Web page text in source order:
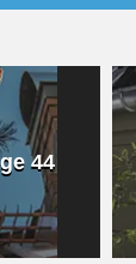
44